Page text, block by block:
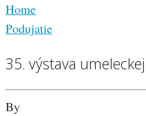
Home
Podujatie
35. výstava
By